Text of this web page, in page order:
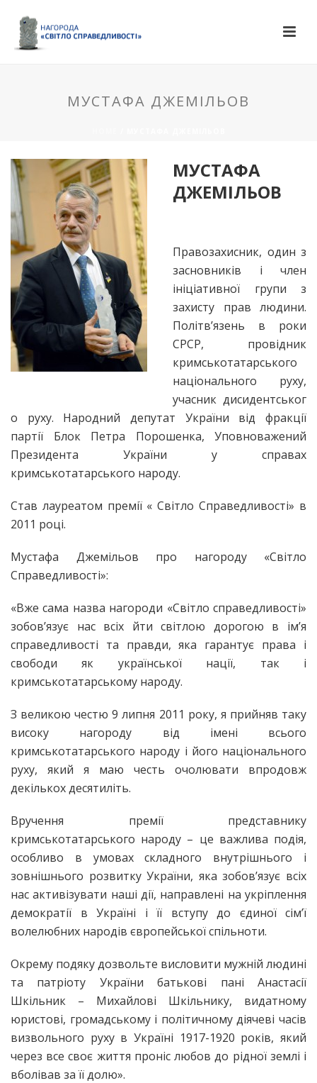
МУСТАФА ДЖЕМІЛЬОВ
МУСТАФА
ДЖЕМІЛЬОВ
Правозахисник, один з
засновників і член
ініціативної групи з
захисту прав людини.
Політв’язень в роки
СРСР, провідник
кримськотатарського
національного руху,
учасник дисидентськог
о руху. Народний депутат України від фракції
партії Блок Петра Порошенка, Уповноважений
Президента України у справах
кримськотатарського народу.
Став лауреатом премії « Світло Справедливості» в
2011 році.
Мустафа Джемільов про нагороду «Світло
Справедливості»:
«Вже сама назва нагороди «Світло справедливості»
зобов’язує нас всіх йти світлою дорогою в ім’я
справедливості та правди, яка гарантує права і
свободи як української нації, так і
кримськотатарському народу.
З великою честю 9 липня 2011 року, я прийняв таку
високу нагороду від імені всього
кримськотатарського народу і його національного
руху, який я маю честь очолювати впродовж
декількох десятиліть.
Вручення премії представнику
кримськотатарського народу – це важлива подія,
особливо в умовах складного внутрішнього і
зовнішнього розвитку України, яка зобов’язує всіх
нас активізувати наші дії, направлені на укріплення
демократії в Україні і її вступу до єдиної сім’ї
волелюбних народів європейської спільноти.
Окрему подяку дозвольте висловити мужній людині
та патріоту України батькові пані Анастасії
Шкільник – Михайлові Шкільнику, видатному
юристові, громадському і політичному діячеві часів
визвольного руху в Україні 1917-1920 років, який
через все своє життя проніс любов до рідної землі і
вболівав за її долю».